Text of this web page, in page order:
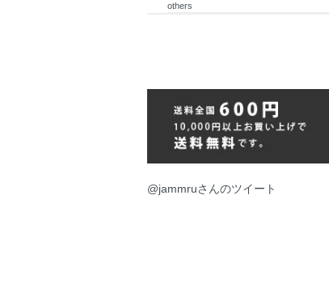
others
@jammruさんのツイート